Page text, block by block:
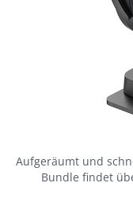
Aufgeräumt und
Bundle findet